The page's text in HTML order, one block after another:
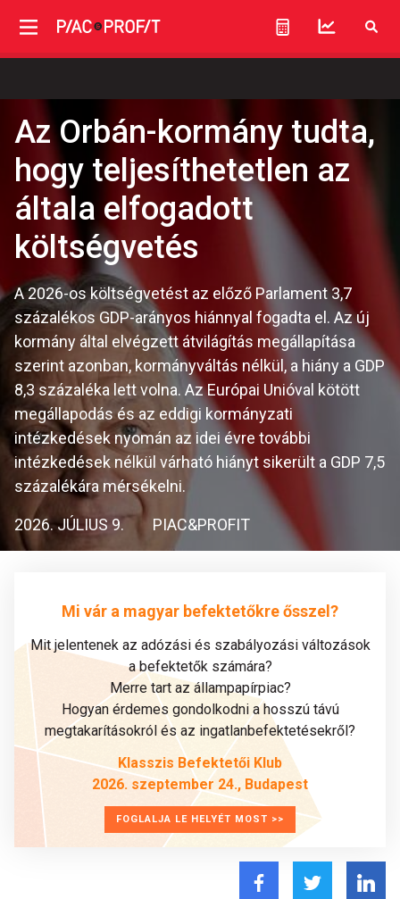
Az Orbán-kormány tudta,
hogy teljesíthetetlen az
általa elfogadott
költségvetés
A 2026-os költségvetést az előző Parlament 3,7
százalékos GDP-arányos hiánnyal fogadta el. Az új
kormány által elvégzett átvilágítás megállapítása
szerint azonban, kormányváltás nélkül, a hiány a GDP
8,3 százaléka lett volna. Az Európai Unióval kötött
megállapodás és az eddigi kormányzati
intézkedések nyomán az idei évre további
intézkedések nélkül várható hiányt sikerült a GDP 7,5
százalékára mérsékelni.
2026. JÚLIUS 9. PIAC&PROFIT
Mi vár a magyar befektetőkre ősszel?
Mit jelentenek az adózási és szabályozási változások
a befektetők számára?
Merre tart az állampapírpiac?
Hogyan érdemes gondolkodni a hosszú távú
megtakarításokról és az ingatlanbefektetésekről?
Klasszis Befektetői Klub
2026. szeptember 24., Budapest
FOGLALJA LE HELYÉT MOST >>